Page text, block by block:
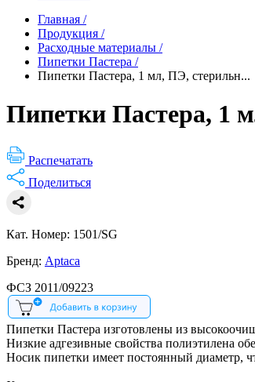
Главная /
Продукция /
Расходные материалы /
Пипетки Пастера /
Пипетки Пастера, 1 мл, ПЭ, стерильн...
Пипетки Пастера, 1
Распечатать
Поделиться
Кат. Номер: 1501/SG
Бренд: Aptaca
ФСЗ 2011/09223
Пипетки Пастера изготовлены из
Низкие адгезивные свойства полиэтилена
Носик пипетки имеет постоянный диаметр,